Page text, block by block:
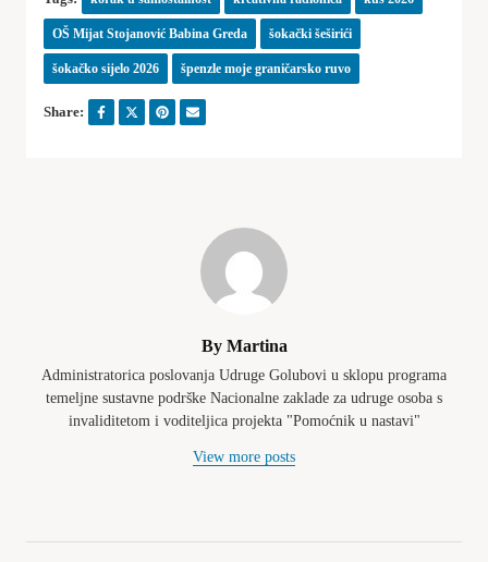
OŠ Mijat Stojanović Babina Greda šokački šeširići
šokačko sijelo 2026 špenzle moje graničarsko ruvo
Share:
By Martina
Administratorica poslovanja Udruge Golubovi u sklopu programa
temeljne sustavne podrške Nacionalne zaklade za udruge osoba s
invaliditetom i voditeljica projekta "Pomoćnik u nastavi"
View more posts